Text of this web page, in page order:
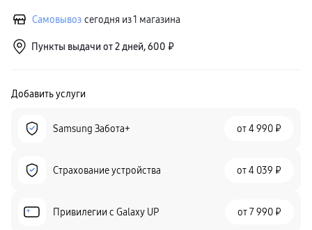
Самовывоз сегодня из 1 магазина
Пункты выдачи от 2 дней, 600 ₽
Добавить услуги
Samsung Забота+ от4 990 ₽
Страхование устройства от4 039 ₽
Привилегии c Galaxy UP от7 990 ₽